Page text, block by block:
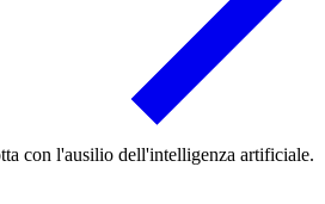
con l'ausilio dell'intelligenza artificiale.